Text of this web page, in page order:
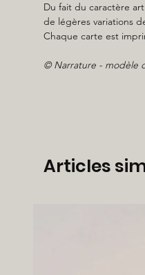
Du fait du caractère
de légères variations
Chaque carte est
© Narrature - modèle
Articles